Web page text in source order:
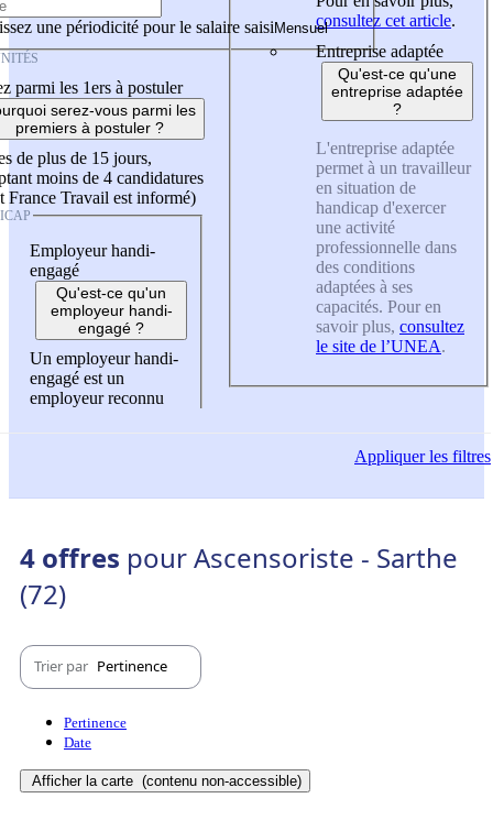
une périodicité pour le salaire saisi
parmi les 1ers à postuler
serez-vous parmi les
premiers à postuler ?
de plus de 15 jours,
moins de 4 candidatures
France Travail est informé)
Employeur handi-
engagé
Qu'est-ce qu'un
employeur handi-
engagé ?
Un employeur handi-
engagé est un
employeur reconnu
consultez cet article.
Entreprise adaptée
Qu'est-ce qu'une
entreprise adaptée
?
L'entreprise adaptée
permet à un travailleur
en situation de
handicap d'exercer
une activité
professionnelle dans
des conditions
adaptées à ses
capacités. Pour en
savoir plus, consultez
le site de l’UNEA.
Appliquerles filtres
4 offres pour Ascensoriste - Sarthe
(72)
Trier par Pertinence
Pertinence
Date
Afficher la carte (contenu non-accessible)